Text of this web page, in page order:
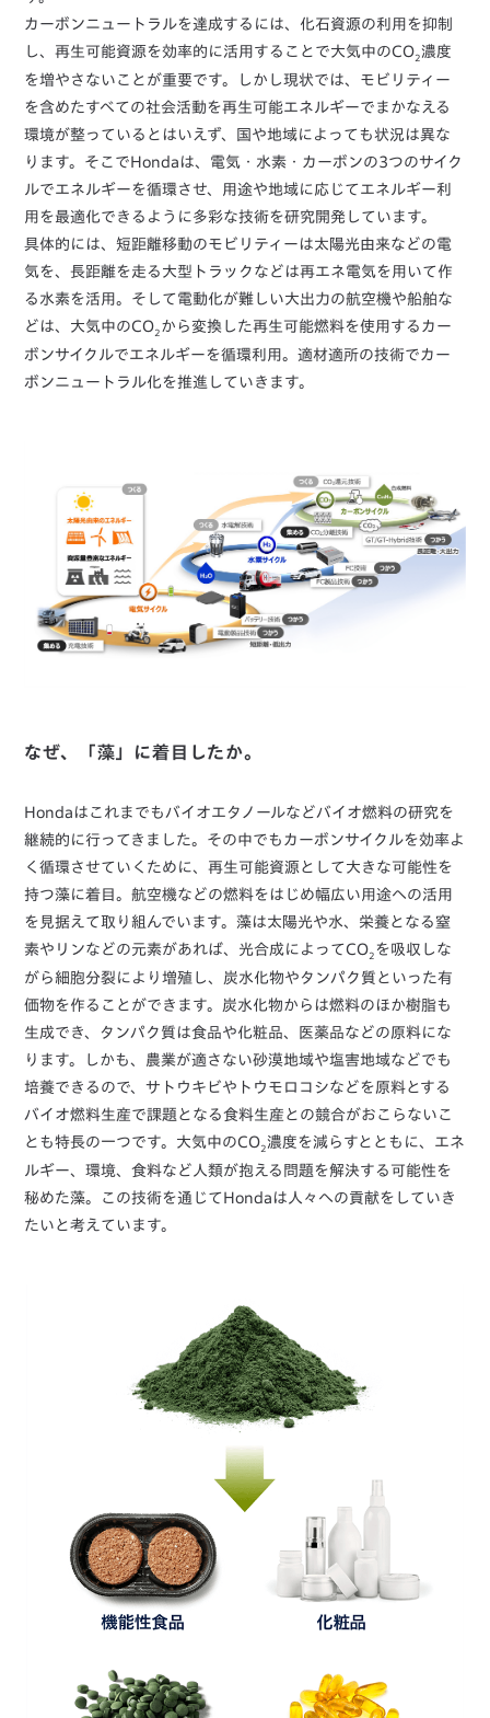
カーボンニュートラルを達成するには、化石資源の利用を抑制
し、再生可能資源を効率的に活用することで大気中のCO2濃度
を増やさないことが重要です。しかし現状では、モビリティー
を含めたすべての社会活動を再生可能エネルギーでまかなえる
環境が整っているとはいえず、国や地域によっても状況は異な
ります。そこでHondaは、電気・水素・カーボンの3つのサイク
ルでエネルギーを循環させ、用途や地域に応じてエネルギー利
用を最適化できるように多彩な技術を研究開発しています。
具体的には、短距離移動のモビリティーは太陽光由来などの電
気を、長距離を走る大型トラックなどは再エネ電気を用いて作
る水素を活用。そして電動化が難しい大出力の航空機や船舶な
どは、大気中のCO2 から変換した再生可能燃料を使用するカー
ボンサイクルでエネルギーを循環利用。適材適所の技術でカー
ボンニュートラル化を推進していきます。
なぜ、「藻」に着目したか。
Hondaはこれまでもバイオエタノールなどバイオ燃料の研究を
継続的に行ってきました。その中でもカーボンサイクルを効率よ
く循環させていくために、再生可能資源として大きな可能性を
持つ藻に着目。航空機などの燃料をはじめ幅広い用途への活用
を見据えて取り組んでいます。藻は太陽光や水、栄養となる窒
素やリンなどの元素があれば、光合成によってCO2 を吸収しな
がら細胞分裂により増殖し、炭水化物やタンパク質といった有
価物を作ることができます。炭水化物からは燃料のほか樹脂も
生成でき、タンパク質は食品や化粧品、医薬品などの原料にな
ります。しかも、農業が適さない砂漠地域や塩害地域などでも
培養できるので、サトウキビやトウモロコシなどを原料とする
バイオ燃料生産で課題となる食料生産との競合がおこらないこ
とも特長の一つです。大気中のCO2濃度を減らすとともに、エネ
ルギー、環境、食料など人類が抱える問題を解決する可能性を
秘めた藻。この技術を通じてHondaは人々への貢献をしていき
たいと考えています。